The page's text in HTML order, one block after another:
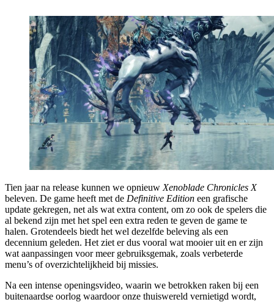
Tien jaar na release kunnen we opnieuw Xenoblade Chronicles X
beleven. De game heeft met de Definitive Edition een grafische
update gekregen, net als wat extra content, om zo ook de spelers die
al bekend zijn met het spel een extra reden te geven de game te
halen. Grotendeels biedt het wel dezelfde beleving als een
decennium geleden. Het ziet er dus vooral wat mooier uit en er zijn
wat aanpassingen voor meer gebruiksgemak, zoals verbeterde
menu’s of overzichtelijkheid bij missies.
Na een intense openingsvideo, waarin we betrokken raken bij een
buitenaardse oorlog waardoor onze thuiswereld vernietigd wordt,